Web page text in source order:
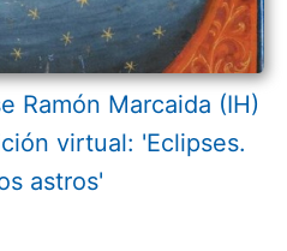
Ramón Marcaida (IH)
virtual: 'Eclipses.
astros'